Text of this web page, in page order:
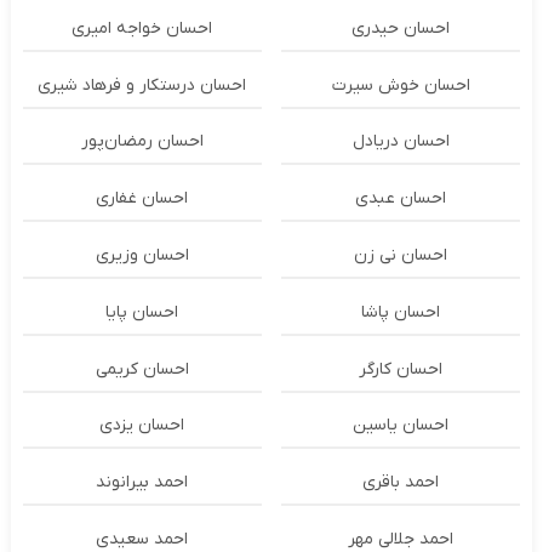
احسان حیدری احسان خواجه امیری
احسان خوش سیرت احسان درستكار و فرهاد شيرى
احسان دریادل احسان رمضان‌پور
احسان عبدی احسان غفاری
احسان نی زن احسان وزیری
احسان پاشا احسان پایا
احسان کارگر احسان کریمی
احسان یاسین احسان یزدی
احمد باقری احمد بیرانوند
احمد جلالی مهر احمد سعیدی